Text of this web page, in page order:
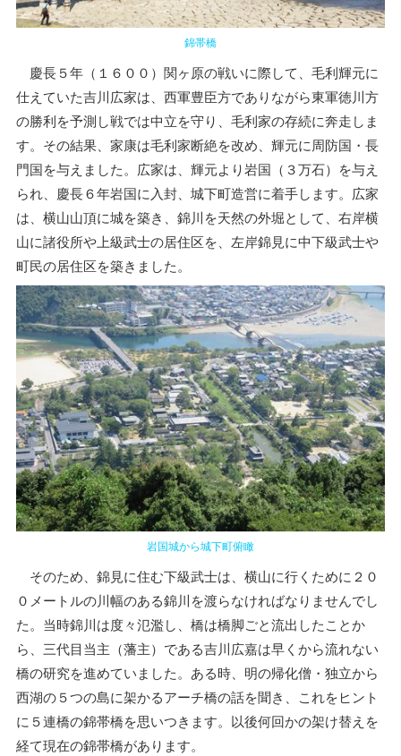
錦帯橋
慶長５年（１６００）関ヶ原の戦いに際して、毛利輝元に
仕えていた吉川広家は、西軍豊臣方でありながら東軍徳川方
の勝利を予測し戦では中立を守り、毛利家の存続に奔走しま
す。その結果、家康は毛利家断絶を改め、輝元に周防国・長
門国を与えました。広家は、輝元より岩国（３万石）を与え
られ、慶長６年岩国に入封、城下町造営に着手します。広家
は、横山山頂に城を築き、錦川を天然の外堀として、右岸横
山に諸役所や上級武士の居住区を、左岸錦見に中下級武士や
町民の居住区を築きました。
岩国城から城下町俯瞰
そのため、錦見に住む下級武士は、横山に行くために２０
０メートルの川幅のある錦川を渡らなければなりませんでし
た。当時錦川は度々氾濫し、橋は橋脚ごと流出したことか
ら、三代目当主（藩主）である吉川広嘉は早くから流れない
橋の研究を進めていました。ある時、明の帰化僧・独立から
西湖の５つの島に架かるアーチ橋の話を聞き、これをヒント
に５連橋の錦帯橋を思いつきます。以後何回かの架け替えを
経て現在の錦帯橋があります。